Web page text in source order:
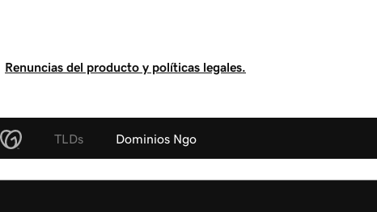
Renuncias del producto y políticas legales.
TLDs Dominios Ngo